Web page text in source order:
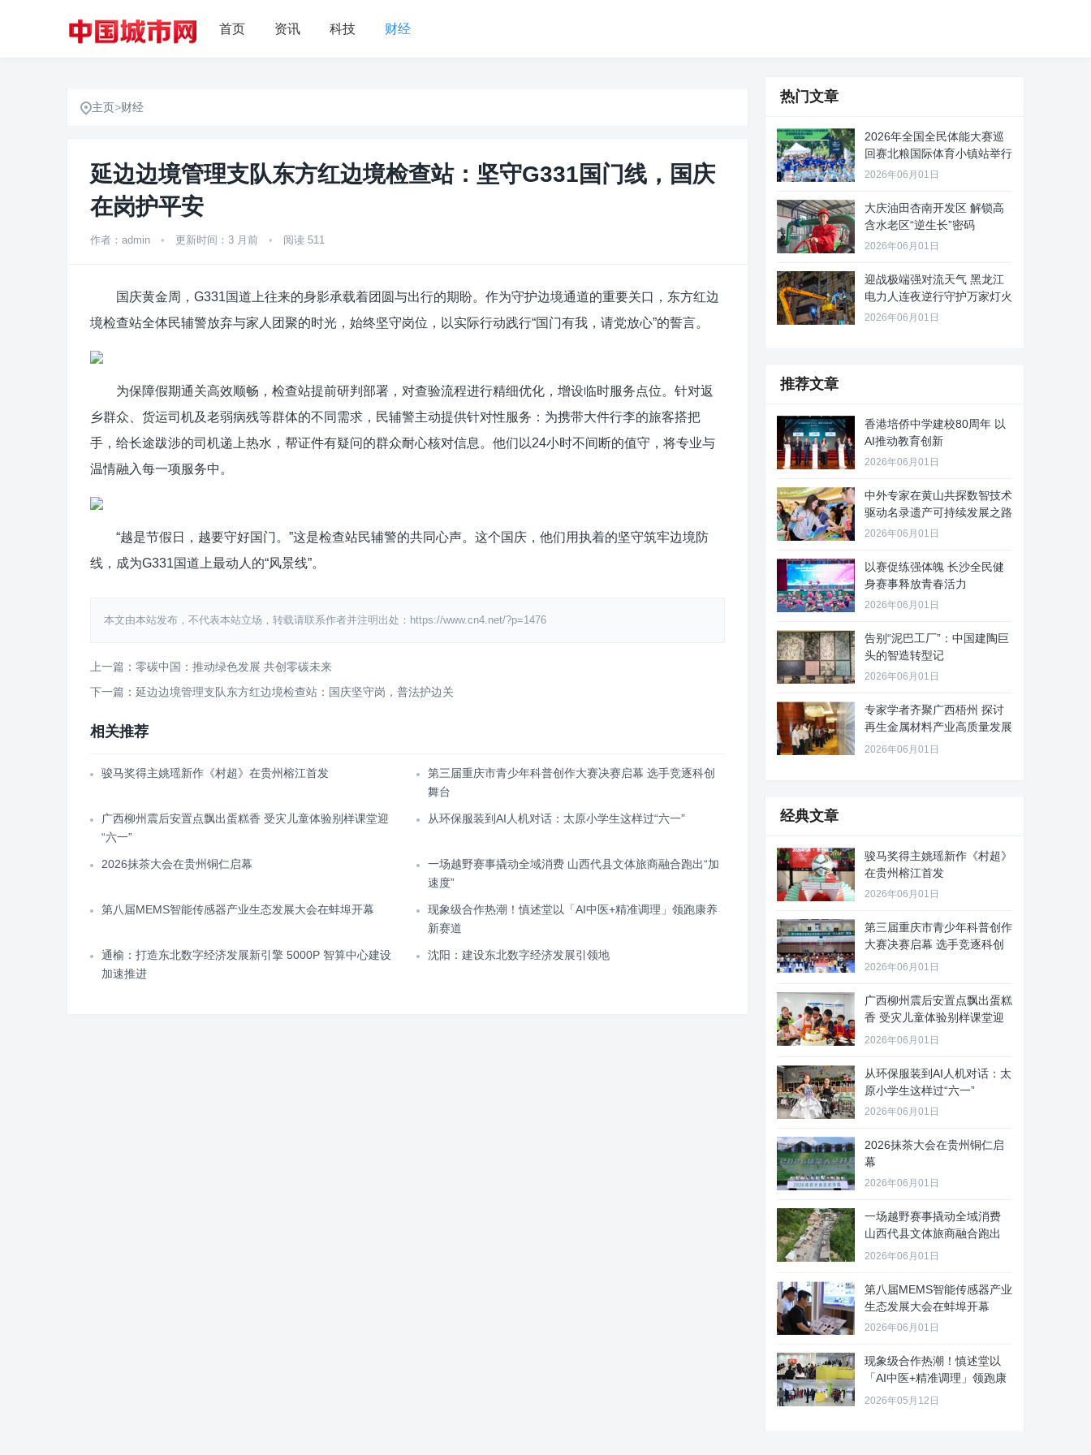
首页 资讯 科技 财经
主页>财经
延边边境管理支队东方红边境检查站：坚守G331国门线，国庆
在岗护平安
作者：admin • 更新时间：3 月前 • 阅读 511
国庆黄金周，G331国道上往来的身影承载着团圆与出行的期盼。作为守护边境通道的重要关口，东方红边
境检查站全体民辅警放弃与家人团聚的时光，始终坚守岗位，以实际行动践行“国门有我，请党放心”的誓言。
为保障假期通关高效顺畅，检查站提前研判部署，对查验流程进行精细优化，增设临时服务点位。针对返
乡群众、货运司机及老弱病残等群体的不同需求，民辅警主动提供针对性服务：为携带大件行李的旅客搭把
手，给长途跋涉的司机递上热水，帮证件有疑问的群众耐心核对信息。他们以24小时不间断的值守，将专业与
温情融入每一项服务中。
“越是节假日，越要守好国门。”这是检查站民辅警的共同心声。这个国庆，他们用执着的坚守筑牢边境防
线，成为G331国道上最动人的“风景线”。
本文由本站发布，不代表本站立场，转载请联系作者并注明出处：https://www.cn4.net/?p=1476
上一篇：零碳中国：推动绿色发展 共创零碳未来
下一篇：延边边境管理支队东方红边境检查站：国庆坚守岗，普法护边关
相关推荐
骏马奖得主姚瑶新作《村超》在贵州榕江首发
第三届重庆市青少年科普创作大赛决赛启幕 选手竞逐科创
舞台
广西柳州震后安置点飘出蛋糕香 受灾儿童体验别样课堂迎
“六一”
从环保服装到AI人机对话：太原小学生这样过“六一”
2026抹茶大会在贵州铜仁启幕
一场越野赛事撬动全域消费 山西代县文体旅商融合跑出“加
速度”
第八届MEMS智能传感器产业生态发展大会在蚌埠开幕
现象级合作热潮！慎述堂以「AI中医+精准调理」领跑康养
新赛道
通榆：打造东北数字经济发展新引擎 5000P 智算中心建设
加速推进
沈阳：建设东北数字经济发展引领地
热门文章
2026年全国全民体能大赛巡
回赛北粮国际体育小镇站举行
2026年06月01日
大庆油田杏南开发区 解锁高
含水老区“逆生长”密码
2026年06月01日
迎战极端强对流天气 黑龙江
电力人连夜逆行守护万家灯火
2026年06月01日
推荐文章
香港培侨中学建校80周年 以
AI推动教育创新
2026年06月01日
中外专家在黄山共探数智技术
驱动名录遗产可持续发展之路
2026年06月01日
以赛促练强体魄 长沙全民健
身赛事释放青春活力
2026年06月01日
告别“泥巴工厂”：中国建陶巨
头的智造转型记
2026年06月01日
专家学者齐聚广西梧州 探讨
再生金属材料产业高质量发展
路径
2026年06月01日
经典文章
骏马奖得主姚瑶新作《村超》
在贵州榕江首发
2026年06月01日
第三届重庆市青少年科普创作
大赛决赛启幕 选手竞逐科创
舞台
2026年06月01日
广西柳州震后安置点飘出蛋糕
香 受灾儿童体验别样课堂迎
“六
2026年06月01日
从环保服装到AI人机对话：太
原小学生这样过“六一”
2026年06月01日
2026抹茶大会在贵州铜仁启
幕
2026年06月01日
一场越野赛事撬动全域消费
山西代县文体旅商融合跑出
“加速
2026年06月01日
第八届MEMS智能传感器产业
生态发展大会在蚌埠开幕
2026年06月01日
现象级合作热潮！慎述堂以
「AI中医+精准调理」领跑康
养新
2026年05月12日